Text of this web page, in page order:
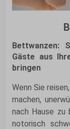
Bettwanzen:
Gäste aus
bringen
Wenn Sie
machen,
nach Hause zu
notorisch